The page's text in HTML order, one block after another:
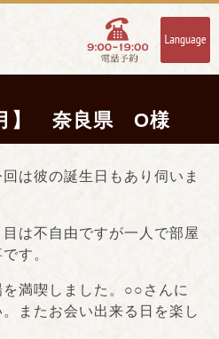
月】 奈良県 O様
は彼の誕生日もあり伺いま
は不自由ですが一人で部屋
す。
満喫しました。○○さんに
またお会い出来る日を楽し